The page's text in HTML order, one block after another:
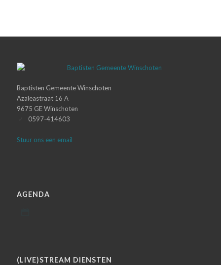
Baptisten Gemeente Winschoten
Azaleastraat 16 A
9675 GE Winschoten
0597-414603
Stuur ons een email
AGENDA
(LIVE)STREAM DIENSTEN